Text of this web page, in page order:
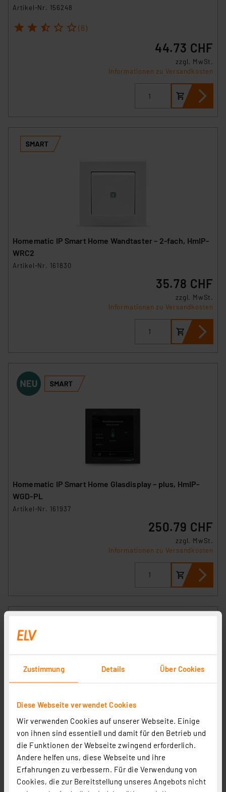
Zustimmung Details Über Cookies
Diese Webseite verwendet Cookies
Wir verwenden Cookies auf unserer Webseite. Einige
von ihnen sind essentiell und damit für den Betrieb und
die Funktionen der Webseite zwingend erforderlich.
Andere helfen uns, diese Webseite und ihre
Erfahrungen zu verbessern. Für die Verwendung von
Cookies, die zur Bereitstellung unseres Angebots nicht
Artikel-Nr. 156248
1 2 3 4 5 (6)
44.73 CHF
zzgl. MwSt.
Informationen zu Versandkosten
Homematic IP Smart Home Wandtaster – 2-fach, HmIP-
WRC2
Artikel-Nr. 161830
35.78 CHF
zzgl. MwSt.
Informationen zu Versandkosten
Homematic IP Smart Home Glasdisplay – plus, HmIP-
WGD-PL
Artikel-Nr. 161937
250.79 CHF
zzgl. MwSt.
Informationen zu Versandkosten
Homematic IP Smart Home Wandtaster – 6-fach, 230 V,
HmIP-WRC6-230
Artikel-Nr. 162015
80.55 CHF
zzgl. MwSt.
Informationen zu Versandkosten